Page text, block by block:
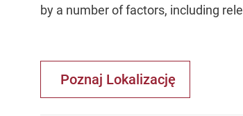
by a number of factors, including
Poznaj Lokalizację